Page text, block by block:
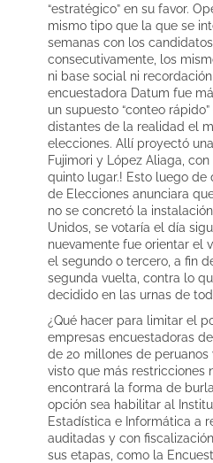
“estratégico” en su favor.
mismo tipo que la que se
semanas con los candidatos
consecutivamente, los
ni base social ni
encuestadora Datum fue
un supuesto “conteo
distantes de la realidad el
elecciones. Allí proyectó
Fujimori y López Aliaga, con
quinto lugar.! Esto luego de
de Elecciones anunciara
no se concretó la
Unidos, se votaría el día
nuevamente fue orientar el
el segundo o tercero, a fin
segunda vuelta, contra lo
decidido en las urnas de
¿Qué hacer para limitar el
empresas encuestadoras
de 20 millones de peruanos
visto que más restricciones
encontrará la forma de
opción sea habilitar al
Estadística e Informática a
auditadas y con
sus etapas, como la